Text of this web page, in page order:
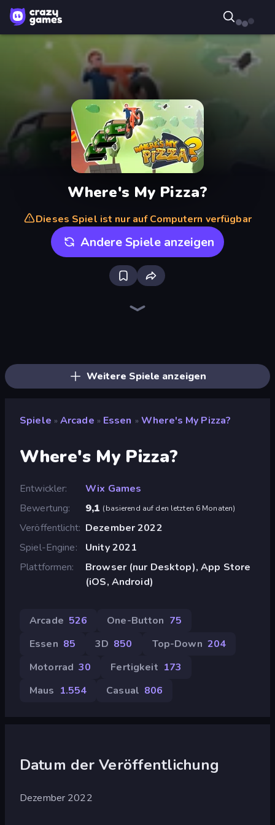
Where's My Pizza?
Dieses Spiel ist nur auf Computern verfügbar
Andere Spiele anzeigen
Weitere Spiele anzeigen
Spiele » Arcade » Essen » Where's My Pizza?
Where's My Pizza?
Entwickler
Wix Games
Bewertung
9,1 (basierend auf den letzten 6 Monaten)
Veröffentlicht Dezember 2022
Spiel-Engine
Unity 2021
Plattformen
Browser (nur Desktop), App Store
(iOS, Android)
Arcade 526 One-Button 75
Essen 85 3D 850 Top-Down 204
Motorrad 30 Fertigkeit 173
Maus 1.554 Casual 806
Datum der Veröffentlichung
Dezember 2022